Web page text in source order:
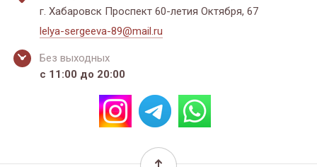
г. Хабаровск Проспект 60-летия Октября, 67
lelya-sergeeva-89@mail.ru
Без выходных
с 11:00 до 20:00